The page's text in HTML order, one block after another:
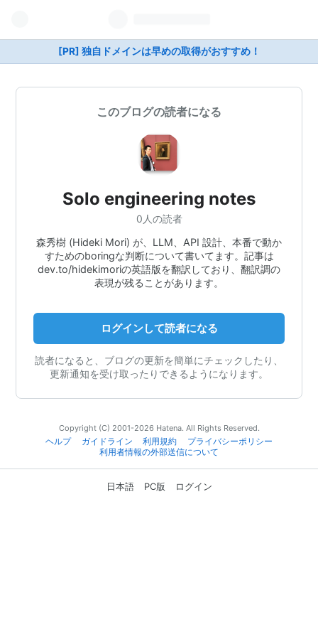
[PR] 独自ドメインは早めの取得がおすすめ！
このブログの読者になる
Solo engineering notes
0人の読者
森秀樹 (Hideki Mori) が、LLM、API 設計、本番で動か
すためのboringな判断について書いてます。記事は
dev.to/hidekimoriの英語版を翻訳しており、翻訳調の
表現が残ることがあります。
ログインして読者になる
読者になると、ブログの更新を簡単にチェックしたり、
更新通知を受け取ったりできるようになります。
Copyright (C) 2001-2026 Hatena. All Rights Reserved.
ヘルプ
ガイドライン 利用規約
プライバシーポリシー
利用者情報の外部送信について
日本語 PC版 ログイン